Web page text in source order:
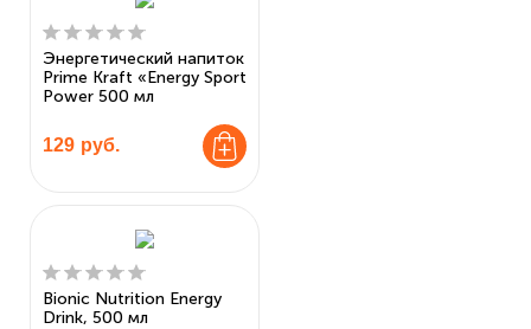
Энергетический напиток
Prime Kraft «Energy Sport
Power 500 мл
129 руб.
Bionic Nutrition Energy
Drink, 500 мл